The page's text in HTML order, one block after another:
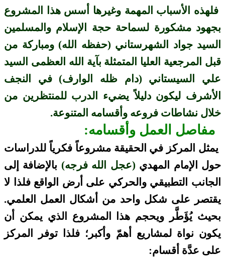
فلهذه الأسباب المهمة وغيرها أسس هذا المشروع
بجهود مشكورة لسماحة حجة الإسلام والمسلمين
السيد جواد الشهرستاني (حفظه الله) ومباركة من
قبل المرجعية العليا المتمثلة بآية الله العظمى السيد
علي السيستاني (دام ظله الوارف) في النجف
الأشرف ليكون دليلاً يضيء الدرب للمنتظرين من
خلال نشاطات فروعه وأقسامه المتنوعة.
مفاصل العمل وأقسامه:
يمثل المركز في الحقيقة مشروعاً فكرياً للدراسات
حول الإمام المهدي (عجل الله فرجه) بالإضافة إلى
الجانب التطبيقي والحركي على أرض الواقع فلذا لا
يقتصر على شكل واحد من أشكال العمل العلمي.
بحيث يُؤَطَّر ويحجم هذا المشروع الذي يمكن أن
يكون نواة لمشاريع أهمّ وأكبر؛ فلذا توفر المركز
على عدَّة أقسام: